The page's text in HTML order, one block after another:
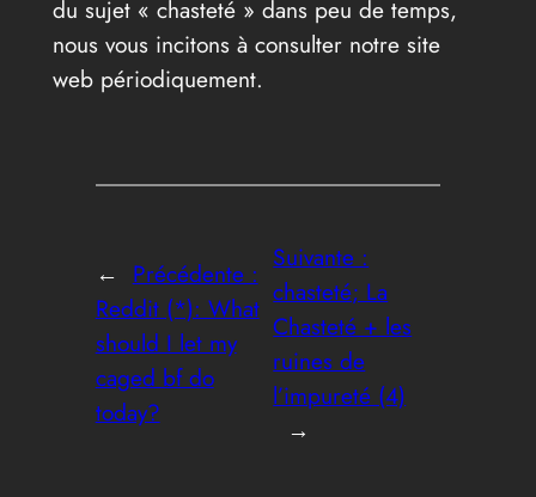
du sujet « chasteté » dans peu de temps,
nous vous incitons à consulter notre site
web périodiquement.
← Précédente :
Reddit (*): What
should I let my
caged bf do
today?
Suivante :
chasteté; La
Chasteté + les
ruines de
l’impureté (4)
→